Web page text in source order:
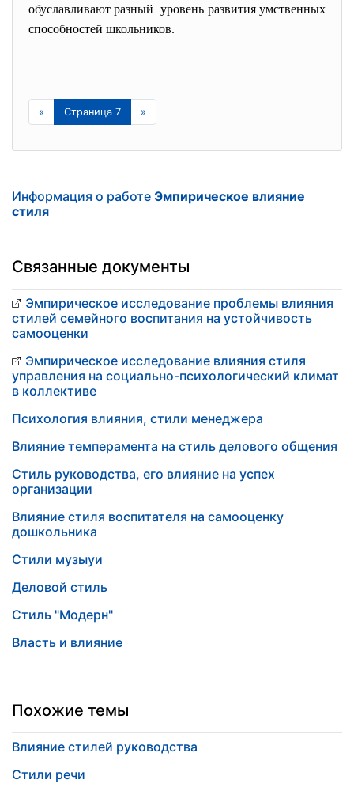
обуславливают разный уровень развития умственных
способностей школьников.
« Страница 7 »
Информация о работе Эмпирическое влияние
стиля
Связанные документы
Эмпирическое исследование проблемы влияния
стилей семейного воспитания на устойчивость
самооценки
Эмпирическое исследование влияния стиля
управления на социально-психологический климат
в коллективе
Психология влияния, стили менеджера
Влияние темперамента на стиль делового общения
Стиль руководства, его влияние на успех
организации
Влияние стиля воспитателя на самооценку
дошкольника
Стили музыуи
Деловой стиль
Стиль "Модерн"
Власть и влияние
Похожие темы
Влияние стилей руководства
Стили речи